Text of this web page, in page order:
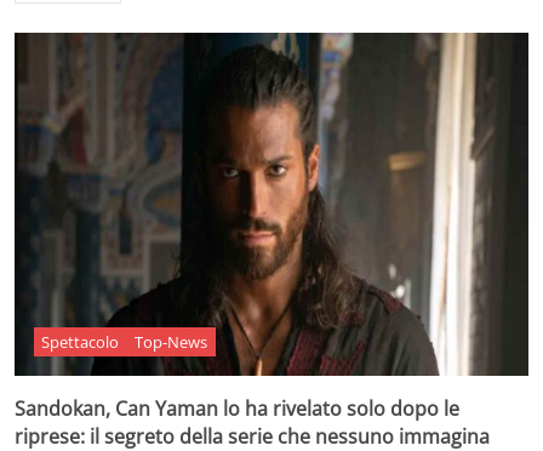
Spettacolo Top-News
Sandokan, Can Yaman lo ha rivelato solo dopo le
riprese: il segreto della serie che nessuno immagina